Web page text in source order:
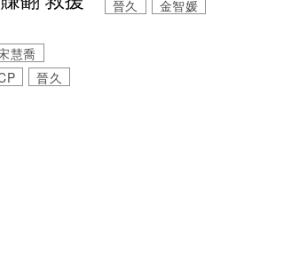
慧喬
晉久
晉久
金智媛